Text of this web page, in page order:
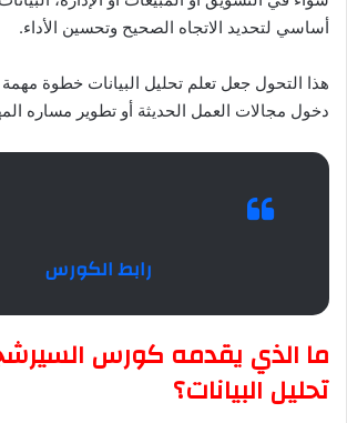
أساسي لتحديد الاتجاه الصحيح وتحسين الأداء.
هذا التحول جعل تعلم تحليل البيانات خطوة
دخول مجالات العمل الحديثة أو تطوير مساره
رابط الكورس
ما الذي يقدمه كورس
تحليل البيانات؟